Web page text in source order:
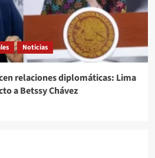
Noticias
relaciones diplomáticas: Lima
a Betssy Chávez